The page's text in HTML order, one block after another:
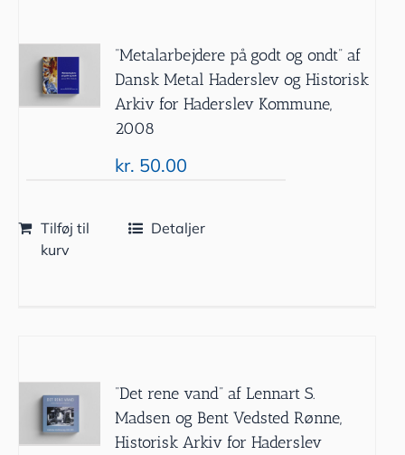
”Metalarbejdere på godt og ondt” af
Dansk Metal Haderslev og Historisk
Arkiv for Haderslev Kommune,
2008
kr. 50.00
Tilføj til
kurv
Detaljer
”Det rene vand” af Lennart S.
Madsen og Bent Vedsted Rønne,
Historisk Arkiv for Haderslev